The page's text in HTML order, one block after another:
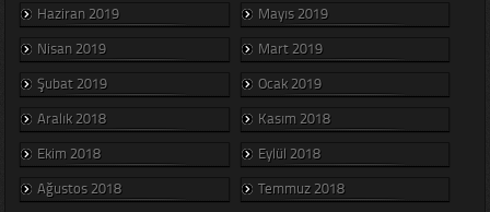
Haziran 2019
Mayıs 2019
Nisan 2019
Mart 2019
Şubat 2019
Ocak 2019
Aralık 2018
Kasım 2018
Ekim 2018
Eylül 2018
Ağustos 2018
Temmuz 2018